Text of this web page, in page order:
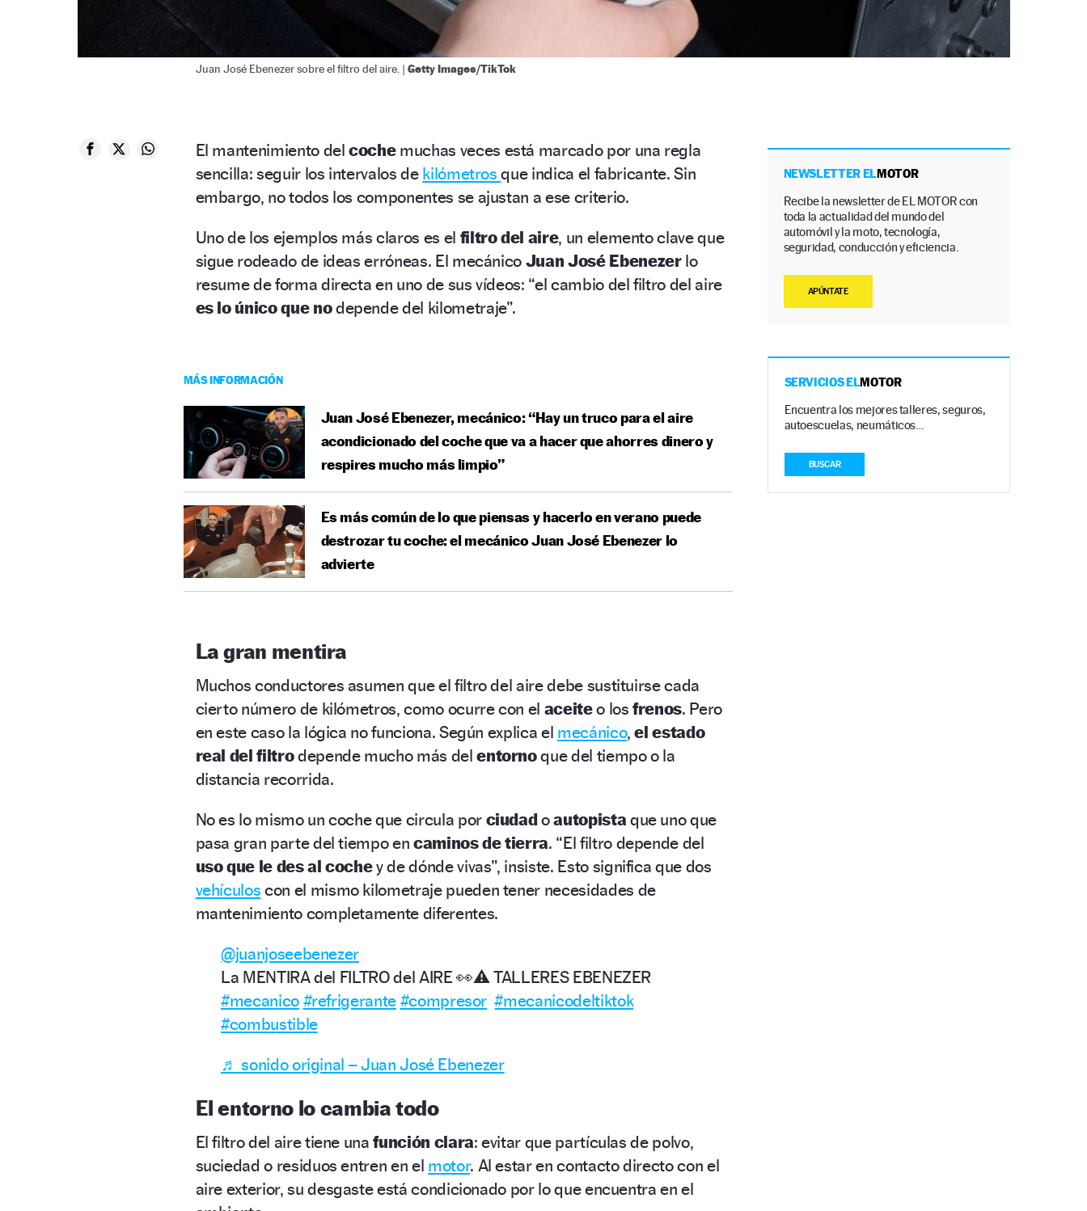
Juan José Ebenezer sobre el filtro del aire. | Getty Images/TikTok
El mantenimiento delcoche muchas veces está marcado por una regla
sencilla: seguir los intervalos de kilómetrosque indica el fabricante. Sin
embargo, no todos los componentes se ajustan a ese criterio.
Uno de los ejemplos más claros es el filtro del aire, un elemento clave que
sigue rodeado de ideas erróneas. El mecánico Juan José Ebenezer lo
resume de forma directa en uno de sus vídeos: “el cambio del filtro del aire
es lo único que nodepende del kilometraje”.
MÁS INFORMACIÓN
Juan José Ebenezer, mecánico: “Hay un truco para el aire
acondicionado del coche que va a hacer que ahorres dinero y
respires mucho más limpio”
Es más común de lo que piensas y hacerlo en verano puede
destrozar tu coche: el mecánico Juan José Ebenezer lo
advierte
La gran mentira
Muchos conductores asumen que el filtro del aire debe sustituirse cada
cierto número de kilómetros, como ocurre con el aceiteo losfrenos. Pero
en este caso la lógica no funciona. Según explica el mecánico,el estado
real del filtrodepende mucho más del entornoque del tiempo o la
distancia recorrida.
No es lo mismo un coche que circula por ciudadoautopista que uno que
pasa gran parte del tiempo en caminos de tierra. “El filtro depende del
uso que le des al cochey de dónde vivas”, insiste. Esto significa que dos
vehículos con el mismo kilometraje pueden tener necesidades de
mantenimiento completamente diferentes.
@juanjoseebenezer
La MENTIRA del FILTRO del AIRE 👀⚠️ TALLERES EBENEZER
#mecanico #refrigerante #compresor #mecanicodeltiktok
#combustible
♬ sonido original – Juan José Ebenezer
El entorno lo cambia todo
El filtro del aire tiene unafunción clara: evitar que partículas de polvo,
suciedad o residuos entren en el motor. Al estar en contacto directo con el
aire exterior, su desgaste está condicionado por lo que encuentra en el
NEWSLETTER ELMOTOR
Recibe la newsletter de EL MOTOR con
toda la actualidad del mundo del
automóvil y la moto, tecnología,
seguridad, conducción y eficiencia.
APÚNTATE
SERVICIOS ELMOTOR
Encuentra los mejores talleres, seguros,
autoescuelas, neumáticos…
BUSCAR